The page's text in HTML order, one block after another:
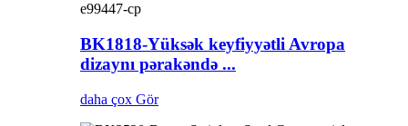
e99447-cp
BK1818-Yüksək keyfiyyətli Avropa
dizaynı pərakəndə ...
daha çox Gör